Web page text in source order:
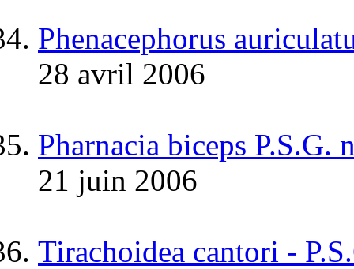
Phenacephorus
28 avril 2006
Pharnacia biceps P.S.G.
21 juin 2006
Tirachoidea cantori -